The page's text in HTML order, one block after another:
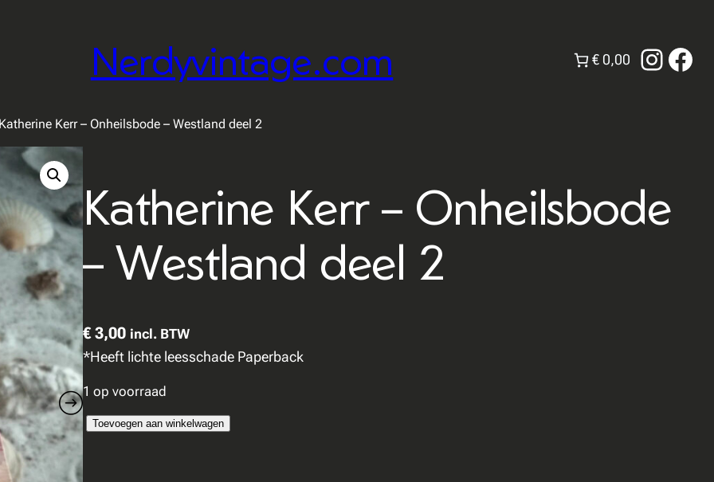
Nerdyvintage.com € 0,00
Kerr – Onheilsbode – Westland deel 2
Katherine Kerr – Onheilsbode
– Westland deel 2
€3,00 incl. BTW
*Heeft lichte leesschade Paperback
1 op voorraad
K
t
Toevoegen aan winkelwagen